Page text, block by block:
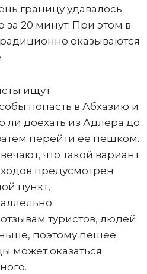
границу удавалось
20 минут. При этом в
оказываются
ищут
попасть в Абхазию и
ли доехать из Адлера до
перейти ее пешком.
что такой вариант
предусмотрен
пункт,
туристов, людей
поэтому пешее
может оказаться